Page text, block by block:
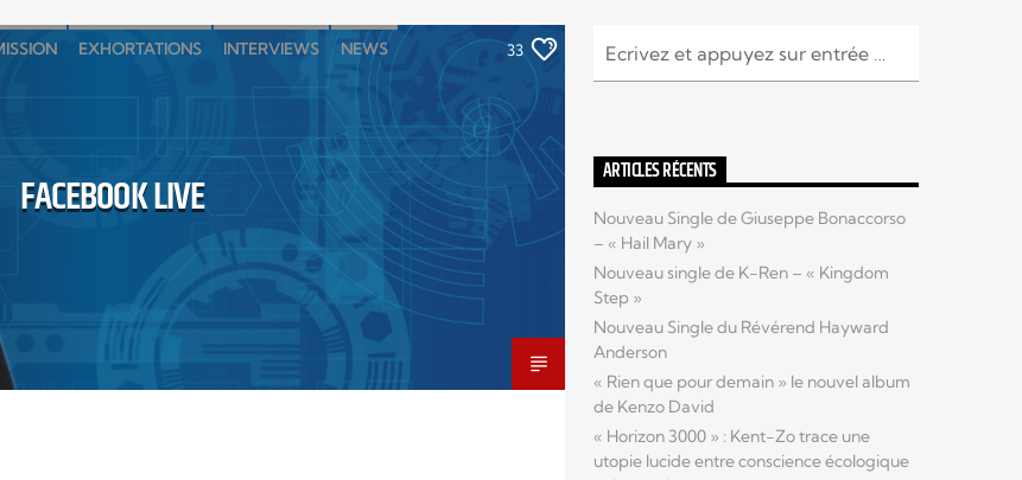
EXHORTATIONS INTERVIEWS NEWS 33
FACEBOOK LIVE ARTICLES RÉCENTS
Nouveau Single de Giuseppe Bonaccorso
– « Hail Mary »
Nouveau single de K-Ren – « Kingdom
Step »
Nouveau Single du Révérend Hayward
Anderson
« Rien que pour demain » le nouvel album
de Kenzo David
« Horizon 3000 » : Kent-Zo trace une
utopie lucide entre conscience écologique